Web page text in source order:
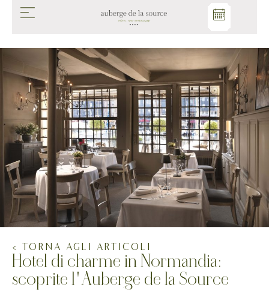
< TORNA AGLI ARTICOLI
Hotel di charme in Normandia:
scoprite l'Auberge de la Source